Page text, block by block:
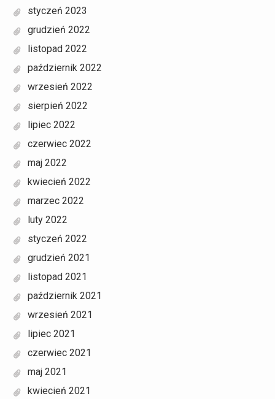
styczeń 2023
grudzień 2022
listopad 2022
październik 2022
wrzesień 2022
sierpień 2022
lipiec 2022
czerwiec 2022
maj 2022
kwiecień 2022
marzec 2022
luty 2022
styczeń 2022
grudzień 2021
listopad 2021
październik 2021
wrzesień 2021
lipiec 2021
czerwiec 2021
maj 2021
kwiecień 2021